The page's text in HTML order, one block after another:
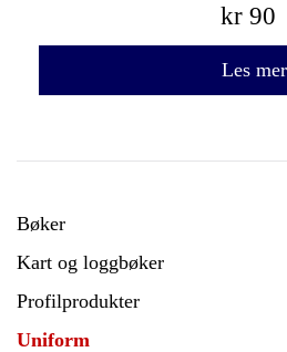
kr 90
Les mer
Bøker
Kart og loggbøker
Profilprodukter
Uniform